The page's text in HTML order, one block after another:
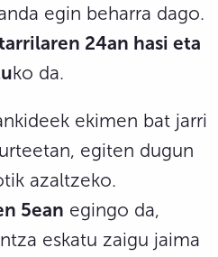
egin beharra dago.
24an hasi eta
ko da.
ekimen bat jarri
egiten dugun
azaltzeko.
5ean egingo da,
eskatu zaigu jaima